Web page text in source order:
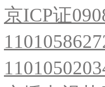
京ICP证